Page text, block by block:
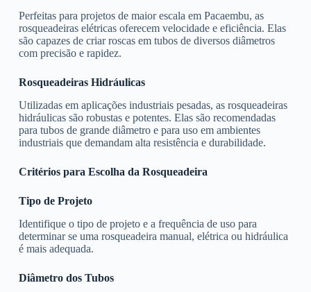
Perfeitas para projetos de maior escala em Pacaembu, as
rosqueadeiras elétricas oferecem velocidade e eficiência. Elas
são capazes de criar roscas em tubos de diversos diâmetros
com precisão e rapidez.
Rosqueadeiras Hidráulicas
Utilizadas em aplicações industriais pesadas, as rosqueadeiras
hidráulicas são robustas e potentes. Elas são recomendadas
para tubos de grande diâmetro e para uso em ambientes
industriais que demandam alta resistência e durabilidade.
Critérios para Escolha da Rosqueadeira
Tipo de Projeto
Identifique o tipo de projeto e a frequência de uso para
determinar se uma rosqueadeira manual, elétrica ou hidráulica
é mais adequada.
Diâmetro dos Tubos